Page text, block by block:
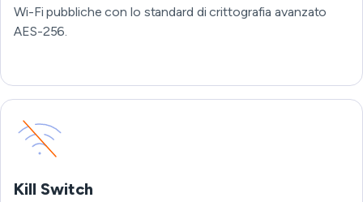
Wi-Fi pubbliche con lo standard di crittografia avanzato
AES-256.
Kill Switch